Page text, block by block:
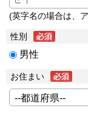
(英字名の場合は、
性別
男性
お住まい